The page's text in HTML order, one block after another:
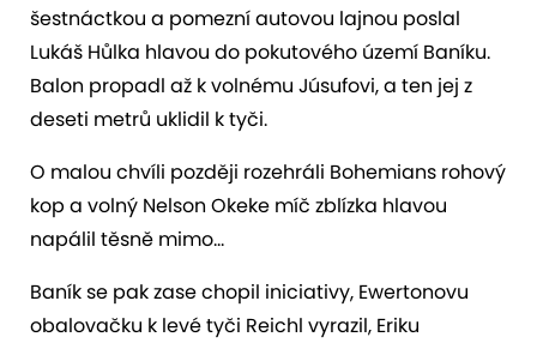
šestnáctkou a pomezní autovou lajnou poslal
Lukáš Hůlka hlavou do pokutového území Baníku.
Balon propadl až k volnému Júsufovi, a ten jej z
deseti metrů uklidil k tyči.
O malou chvíli později rozehráli Bohemians rohový
kop a volný Nelson Okeke míč zblízka hlavou
napálil těsně mimo…
Baník se pak zase chopil iniciativy, Ewertonovu
obalovačku k levé tyči Reichl vyrazil, Eriku